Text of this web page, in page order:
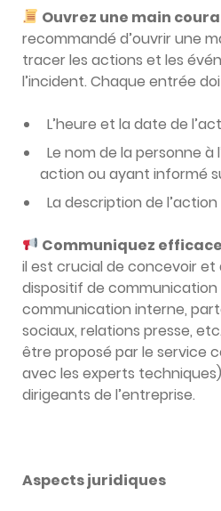
Ouvrez une main
recommandé d’ouvrir une
tracer les actions et les
l’incident. Chaque entrée
L’heure et la date de
Le nom de la personne à
action ou ayant informé
La description de
Communiquez
il est crucial de concevoir et
dispositif de communication
communication interne,
sociaux, relations presse,
être proposé par le service
avec les experts
dirigeants de l’entreprise.
Aspects juridiques